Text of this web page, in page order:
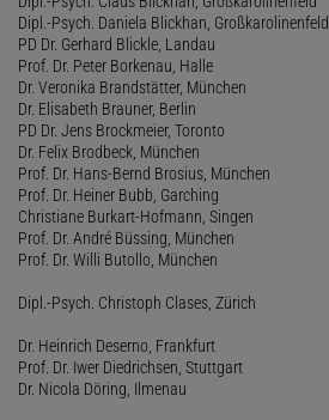
Dipl.-Psych. Daniela Blickhan, Großkarolinenfeld
PD Dr. Gerhard Blickle, Landau
Prof. Dr. Peter Borkenau, Halle
Dr. Veronika Brandstätter, München
Dr. Elisabeth Brauner, Berlin
PD Dr. Jens Brockmeier, Toronto
Dr. Felix Brodbeck, München
Prof. Dr. Hans-Bernd Brosius, München
Prof. Dr. Heiner Bubb, Garching
Christiane Burkart-Hofmann, Singen
Prof. Dr. André Büssing, München
Prof. Dr. Willi Butollo, München
Dipl.-Psych. Christoph Clases, Zürich
Dr. Heinrich Deserno, Frankfurt
Prof. Dr. Iwer Diedrichsen, Stuttgart
Dr. Nicola Döring, Ilmenau